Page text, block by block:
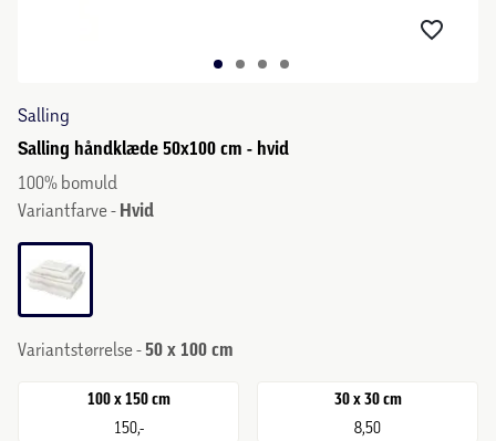
Salling
Salling håndklæde 50x100 cm - hvid
100% bomuld
Variantfarve - Hvid
Variantstørrelse - 50 x 100 cm
100 x 150 cm
150,-
30 x 30 cm
8,50